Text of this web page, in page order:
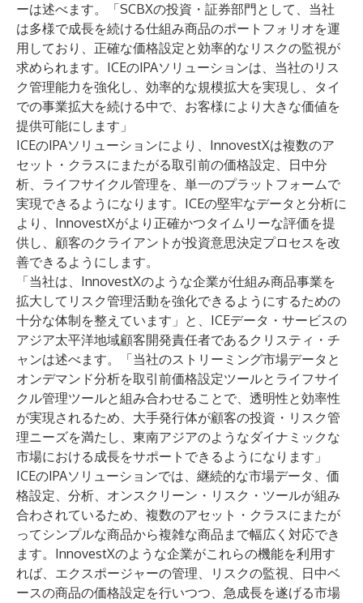
ーは述べます。「SCBXの投資・証券部門として、当社
は多様で成長を続ける仕組み商品のポートフォリオを運
用しており、正確な価格設定と効率的なリスクの監視が
求められます。ICEのIPAソリューションは、当社のリス
ク管理能力を強化し、効率的な規模拡大を実現し、タイ
での事業拡大を続ける中で、お客様により大きな価値を
提供可能にします」
ICEのIPAソリューションにより、InnovestXは複数のア
セット・クラスにまたがる取引前の価格設定、日中分
析、ライフサイクル管理を、単一のプラットフォームで
実現できるようになります。ICEの堅牢なデータと分析に
より、InnovestXがより正確かつタイムリーな評価を提
供し、顧客のクライアントが投資意思決定プロセスを改
善できるようにします。
「当社は、InnovestXのような企業が仕組み商品事業を
拡大してリスク管理活動を強化できるようにするための
十分な体制を整えています」と、ICEデータ・サービスの
アジア太平洋地域顧客開発責任者であるクリスティ・チ
ャンは述べます。「当社のストリーミング市場データと
オンデマンド分析を取引前価格設定ツールとライフサイ
クル管理ツールと組み合わせることで、透明性と効率性
が実現されるため、大手発行体が顧客の投資・リスク管
理ニーズを満たし、東南アジアのようなダイナミックな
市場における成長をサポートできるようになります」
ICEのIPAソリューションでは、継続的な市場データ、価
格設定、分析、オンスクリーン・リスク・ツールが組み
合わされているため、複数のアセット・クラスにまたが
ってシンプルな商品から複雑な商品まで幅広く対応でき
ます。InnovestXのような企業がこれらの機能を利用す
れば、エクスポージャーの管理、リスクの監視、日中ベ
ースの商品の価格設定を行いつつ、急成長を遂げる市場